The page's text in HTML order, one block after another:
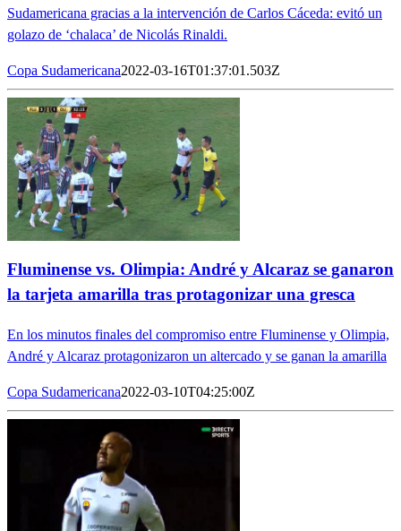
Sudamericana gracias a la intervención de Carlos Cáceda: evitó un
golazo de ‘chalaca’ de Nicolás Rinaldi.
Copa Sudamericana2022-03-16T01:37:01.503Z
Fluminense vs. Olimpia: André y Alcaraz se ganaron
la tarjeta amarilla tras protagonizar una gresca
En los minutos finales del compromiso entre Fluminense y Olimpia,
André y Alcaraz protagonizaron un altercado y se ganan la amarilla
Copa Sudamericana2022-03-10T04:25:00Z